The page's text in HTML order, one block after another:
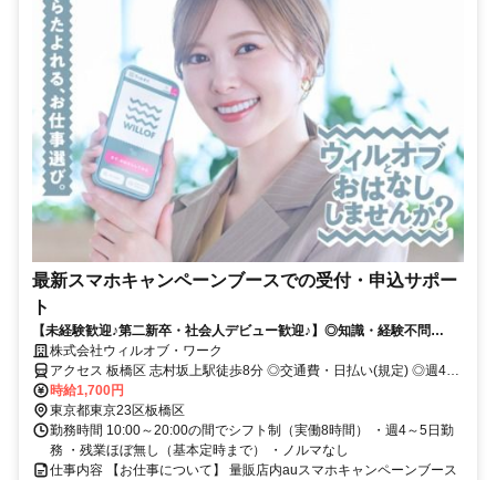
最新スマホキャンペーンブースでの受付・申込サポー
ト
【未経験歓迎♪第二新卒・社会人デビュー歓迎♪】◎知識・経験不問
◎NOサービス残業 ◎自社正社員も目指せる
株式会社ウィルオブ・ワーク
アクセス 板橋区 志村坂上駅徒歩8分 ◎交通費・日払い(規定) ◎週4～
5日
時給1,700円
東京都東京23区板橋区
勤務時間 10:00～20:00の間でシフト制（実働8時間） ・週4～5日勤
務 ・残業ほぼ無し（基本定時まで） ・ノルマなし
仕事内容 【お仕事について】 量販店内auスマホキャンペーンブース